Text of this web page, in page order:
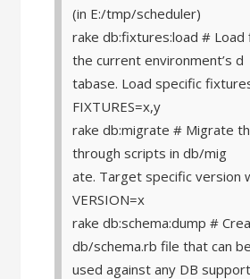
(in E:/tmp/scheduler)
rake db:fixtures:load #
the current environment’s d
tabase. Load specific
FIXTURES=x,y
rake db:migrate # Migrate
through scripts in db/mig
ate. Target specific version
VERSION=x
rake db:schema:dump #
db/schema.rb file that can
used against any DB